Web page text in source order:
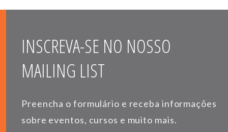
INSCREVA-SE NO NOSSO
MAILING LIST
Preencha o formulário e receba informações
sobre eventos, cursos e muito mais.